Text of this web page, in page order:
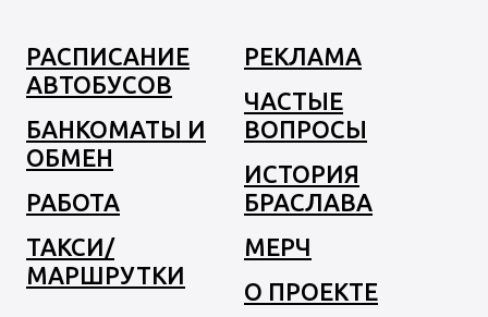
РАСПИСАНИЕ
АВТОБУСОВ
БАНКОМАТЫ И
ОБМЕН
РАБОТА
ТАКСИ/
МАРШРУТКИ
РЕКЛАМА
ЧАСТЫЕ
ВОПРОСЫ
ИСТОРИЯ
БРАСЛАВА
МЕРЧ
О ПРОЕКТЕ